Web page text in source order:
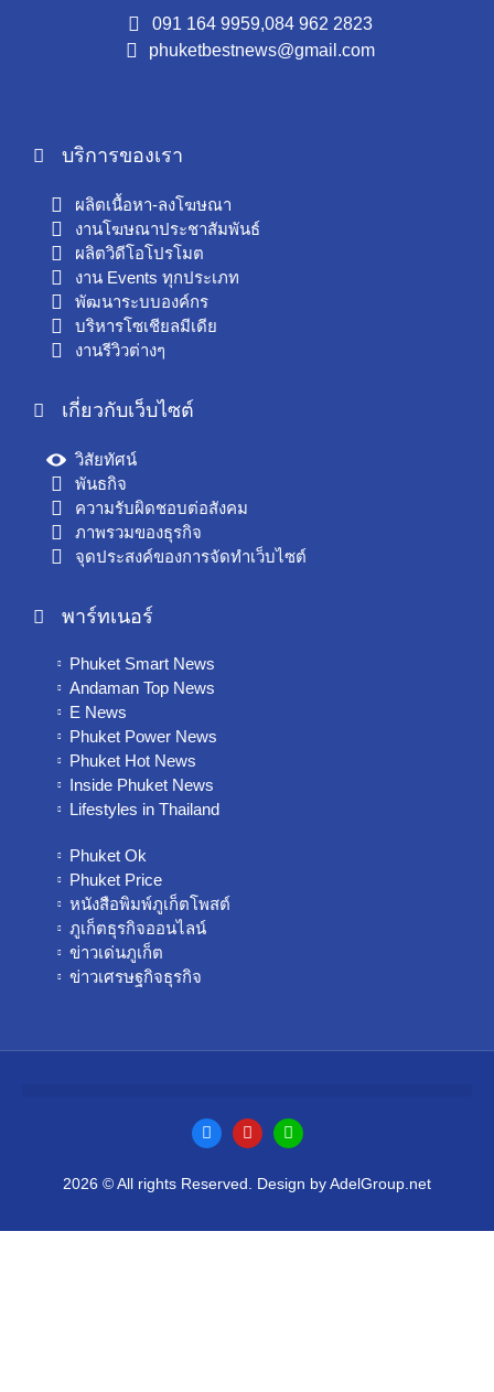
091 164 9959,084 962 2823
phuketbestnews@gmail.com
บริการของเรา
ผลิตเนื้อหา-ลงโฆษณา
งานโฆษณาประชาสัมพันธ์
ผลิตวิดีโอโปรโมต
งาน Events ทุกประเภท
พัฒนาระบบองค์กร
บริหารโซเชียลมีเดีย
งานรีวิวต่างๆ
เกี่ยวกับเว็บไซต์
วิสัยทัศน์
พันธกิจ
ความรับผิดชอบต่อสังคม
ภาพรวมของธุรกิจ
จุดประสงค์ของการจัดทำเว็บไซต์
พาร์ทเนอร์
Phuket Smart News
Andaman Top News
E News
Phuket Power News
Phuket Hot News
Inside Phuket News
Lifestyles in Thailand
Phuket Ok
Phuket Price
หนังสือพิมพ์ภูเก็ตโพสต์
ภูเก็ตธุรกิจออนไลน์
ข่าวเด่นภูเก็ต
ข่าวเศรษฐกิจธุรกิจ
2026 © All rights Reserved. Design by AdelGroup.net